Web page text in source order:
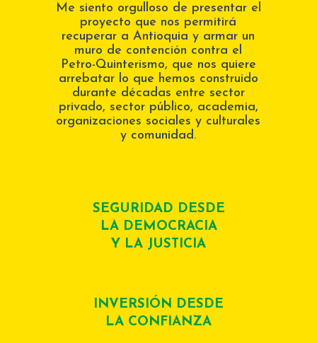
Me siento orgulloso de presentar el
proyecto que nos permitirá
recuperar a Antioquia y armar un
muro de contención contra el
Petro-Quinterismo, que nos quiere
arrebatar lo que hemos construido
durante décadas entre sector
privado, sector público, academia,
organizaciones sociales y culturales
y comunidad.
SEGURIDAD DESDE
LA DEMOCRACIA
Y LA JUSTICIA
INVERSIÓN DESDE
LA CONFIANZA